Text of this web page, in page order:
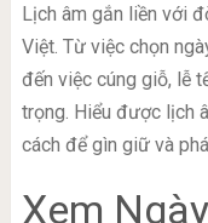
Lịch âm gắn liền với
Việt. Từ việc chọn
đến việc cúng giỗ, lễ
trọng. Hiểu được lịch
cách để gìn giữ và
Xem